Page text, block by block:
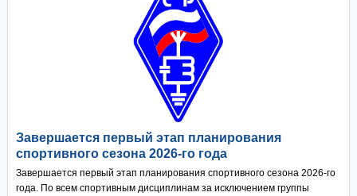
Завершается первый этап планирования
спортивного сезона 2026-го года
Завершается первый этап планирования спортивного сезона 2026-го
года. По всем спортивным дисциплинам за исключением группы